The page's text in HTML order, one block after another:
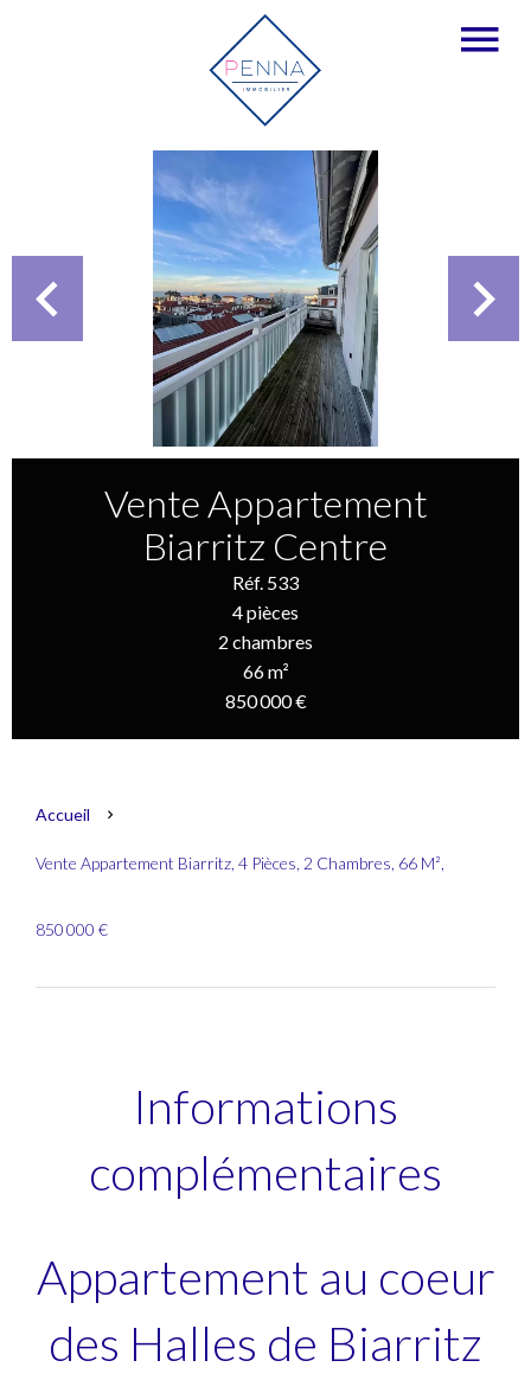
Vente Appartement
Biarritz Centre
Réf. 533
4 pièces
2 chambres
66 m²
850 000 €
Accueil
Vente Appartement Biarritz, 4 Pièces, 2 Chambres, 66 M²,
850 000 €
Informations
complémentaires
Appartement au coeur
des Halles de Biarritz